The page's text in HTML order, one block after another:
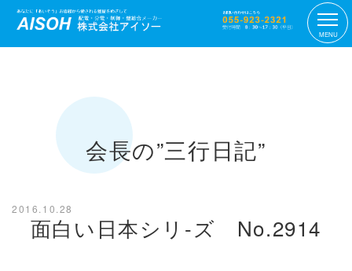
MENU
会長の”三行日記”
2016.10.28
面白い日本シリ-ズ No.2914